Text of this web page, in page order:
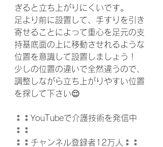
ぎると立ち上がりにくいです。
足より前に設置して、手すりを引き
寄せることによって重心を足元の支
持基底面の上に移動させれるような
位置を意識して設置しましょう！
少しの位置の違いで全然違うので、
調整しながら立ち上がりやすい位置
を探して下さい😌
⁑⁑YouTubeで介護技術を発信中
⁑⁑
⁑⁑チャンネル登録者12万人⁑⁑